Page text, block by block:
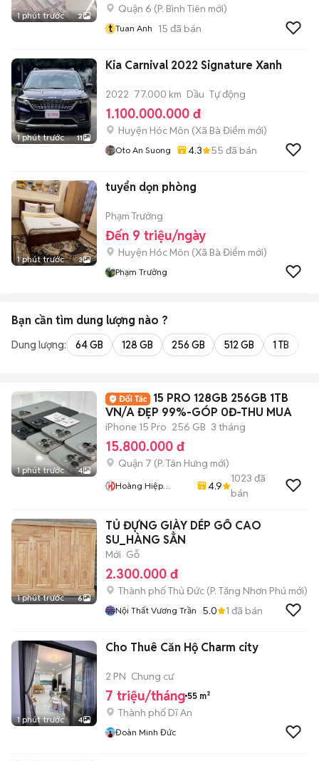
1 phút trước 2
Quận 6 (P. Bình Tiên mới)
t Tuan Anh 15 đã bán
1 phút trước 11
Kia Carnival 2022 Signature Xanh
2022 77.000 km Dầu Tự động
1.100.000.000 đ
Huyện Hóc Môn (Xã Bà Điểm mới)
Oto An Suong 4.3 55 đã bán
1 phút trước 3
tuyển dọn phòng
Phạm Trưởng
Đến 9 triệu/ngày
Huyện Hóc Môn (Xã Bà Điểm mới)
Phạm Trưởng
Bạn cần tìm dung lượng nào ?
Dung lượng: 64 GB 128 GB 256 GB 512 GB 1 TB
1 phút trước 4
15 PRO 128GB 256GB 1TB
VN/A ĐẸP 99%-GÓP 0Đ-THU MUA
iPhone 15 Pro 256 GB 3 tháng
15.800.000 đ
Quận 7 (P. Tân Hưng mới)
Hoàng Hiệp
4.9
1023 đã
bán
1 phút trước 6
TỦ ĐỰNG GIÀY DÉP GỔ CAO
SU_HÀNG SẲN
Mới Gỗ
2.300.000 đ
Thành phố Thủ Đức (P. Tăng Nhơn Phú mới)
Nội Thất Vương Trần 5.0 1 đã bán
1 phút trước 4
Cho Thuê Căn Hộ Charm city
2 PN Chung cư
7 triệu/tháng 55 m²
Thành phố Dĩ An
Đoàn Minh Đức